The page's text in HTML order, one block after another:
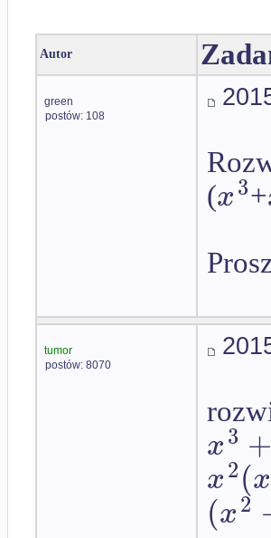
Autor
green
postów: 108
(x3+
tumor
postów: 8070
x3 +
x2(x
(x2